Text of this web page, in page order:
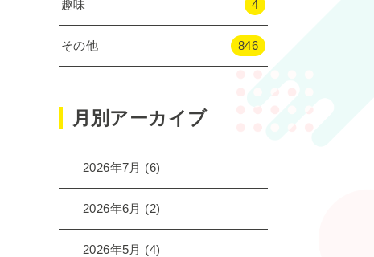
趣味 4
その他 846
月別アーカイブ
2026年7月 (6)
2026年6月 (2)
2026年5月 (4)